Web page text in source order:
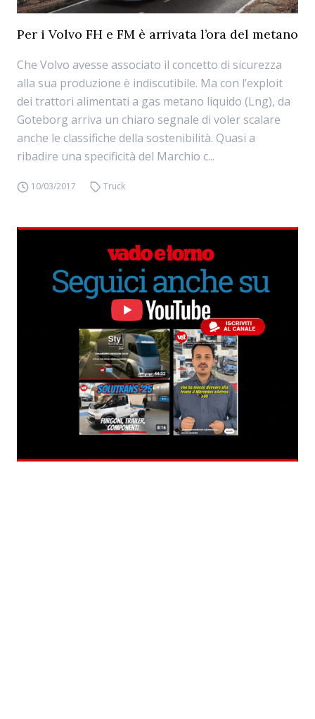
Per i Volvo FH e FM è arrivata l’ora del metano
Che Volvo avesse associato il concetto di sicurezza
alla sua produzione è indiscutibile. Ma con l’exploit
dei trattori alimentati a gas metano liquido (Lng), da
Goteborg arriva un chiaro segnale di voler scalare
anche le classifiche della sostenibilità. Quasi a
ribadire una specificità del Marchio c...
10/03/2017 Truck